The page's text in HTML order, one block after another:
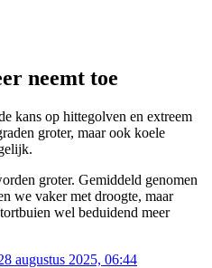
neemt toe
kans op hittegolven en extreem
groter, maar ook koele
groter. Gemiddeld genomen
we vaker met droogte, maar
wel beduidend meer
augustus 2025, 06:44